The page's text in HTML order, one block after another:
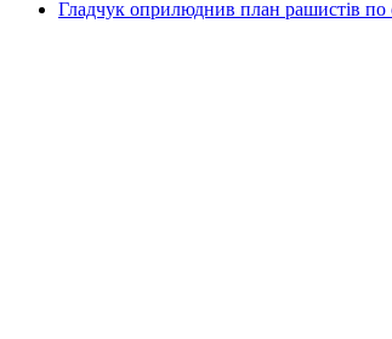
Гладчук оприлюднив план рашистів по